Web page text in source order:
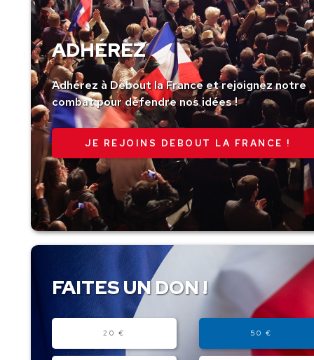
ADHÉREZ
Adhérez à Debout la France et rejoignez notre
combat pour défendre nos idées !
JE REJOINS DEBOUT LA FRANCE !
FAITES UN DON !
20 € 50 €